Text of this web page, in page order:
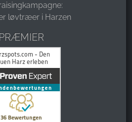
løvtræer i Harzen